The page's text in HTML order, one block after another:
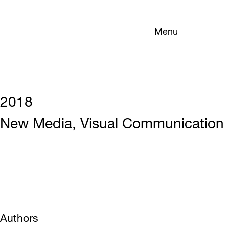
Menu
2018
New Media, Visual Communication
Authors